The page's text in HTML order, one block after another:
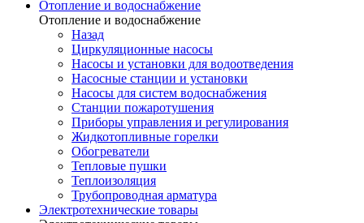
Отопление и водоснабжение
Отопление и водоснабжение
Назад
Циркуляционные насосы
Насосы и установки для водоотведения
Насосные станции и установки
Насосы для систем водоснабжения
Станции пожаротушения
Приборы управления и регулирования
Жидкотопливные горелки
Обогреватели
Тепловые пушки
Теплоизоляция
Трубопроводная арматура
Электротехнические товары